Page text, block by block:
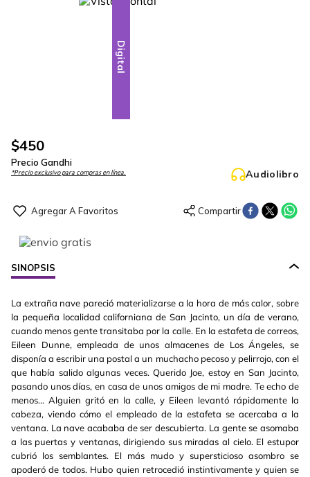
Digital
$450
Precio Gandhi
*Precio exclusivo para compras en línea. Audiolibro
SINOPSIS
La extraña nave pareció materializarse a la hora de más calor, sobre
la pequeña localidad californiana de San Jacinto, un día de verano,
cuando menos gente transitaba por la calle. En la estafeta de correos,
Eileen Dunne, empleada de unos almacenes de Los Ángeles, se
disponía a escribir una postal a un muchacho pecoso y pelirrojo, con el
que había salido algunas veces. Querido Joe, estoy en San Jacinto,
pasando unos días, en casa de unos amigos de mi madre. Te echo de
menos... Alguien gritó en la calle, y Eileen levantó rápidamente la
cabeza, viendo cómo el empleado de la estafeta se acercaba a la
ventana. La nave acababa de ser descubierta. La gente se asomaba
a las puertas y ventanas, dirigiendo sus miradas al cielo. El estupor
cubrió los semblantes. El más mudo y supersticioso asombro se
apoderó de todos. Hubo quien retrocedió instintivamente y quien se